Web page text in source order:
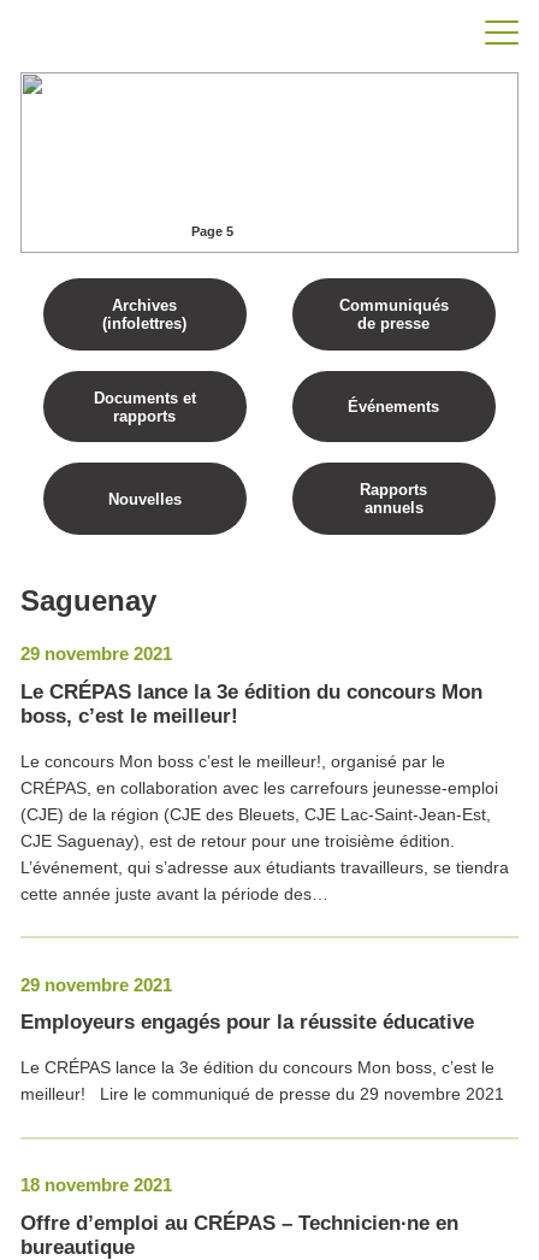
Page 5
Archives
(infolettres)
Communiqués
de presse
Documents et
rapports
Événements
Nouvelles
Rapports
annuels
Saguenay
29 novembre 2021
Le CRÉPAS lance la 3e édition du concours Mon
boss, c’est le meilleur!
Le concours Mon boss c’est le meilleur!, organisé par le
CRÉPAS, en collaboration avec les carrefours jeunesse-emploi
(CJE) de la région (CJE des Bleuets, CJE Lac-Saint-Jean-Est,
CJE Saguenay), est de retour pour une troisième édition.
L’événement, qui s’adresse aux étudiants travailleurs, se tiendra
cette année juste avant la période des…
29 novembre 2021
Employeurs engagés pour la réussite éducative
Le CRÉPAS lance la 3e édition du concours Mon boss, c’est le
meilleur! Lire le communiqué de presse du 29 novembre 2021
18 novembre 2021
Offre d’emploi au CRÉPAS – Technicien∙ne en
bureautique